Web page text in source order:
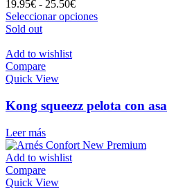
elegir
en
19.95€ - 25.50€Rango
de
Seleccionar opcionesEste
se
pueden
en
la
Sold out
Add to wishlist
Compare
Quick View
Kong squeezz pelota con asa
Leer más
Add to wishlist
Compare
Quick View